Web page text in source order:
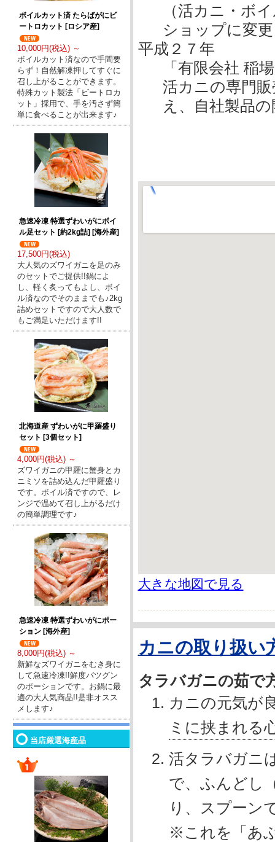
ボイルカット済 たらばがにビ
ートロカット [ロシア産]
10,000円(税込) ～
ボイルカット済なので手間要
らず！自然解凍押してすぐに
召し上がることができます。
特殊カット製法「ビートロカ
ット」採用で、手を汚さず簡
単に食べることが出来ます♪
急速冷凍 特選ずわいがにボイ
ル足セット [約2kg詰] [海外産]
17,500円(税込)
大人気のズワイガニを足のみ
のセットでご提供!!鍋によ
し、軽く炙ってもよし、ボイ
ル済なのでそのままでも♪2kg
詰めセットですので大人数で
もご満足いただけます!!
北海道産 ずわいがに甲羅盛り
セット [3個セット]
4,000円(税込) ～
ズワイガニの甲羅に蟹身とカ
ニミソを詰め込んだ甲羅盛り
です。ボイル済ですので、レ
ンジで温めて召し上がるだけ
の簡単調理です♪
急速冷凍 特選ずわいがにポー
ション [海外産]
8,000円(税込) ～
新鮮なズワイガニをむき身に
して急速冷凍!!鮮度バツグン
のポーションです。お鍋に最
適の大人気商品!!是非オスス
メします♪
当店厳選海産品
（活カニ・ボ
ショップに変
平成２７年
「有限会社 稲
活カニの専門
え、自社製品
大きな地図で見る
カニの取り扱い
タラバガニの茹で
カニの元気が
ミに挟まれる
活タラバガニ
で、ふんどし
り、スプーン
※これを「あ